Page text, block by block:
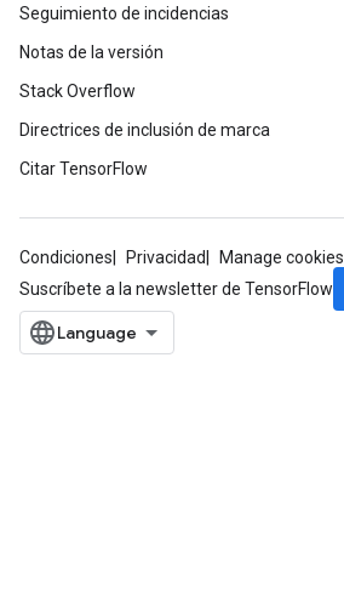
Seguimiento de incidencias
Notas de la versión
Stack Overflow
Directrices de inclusión de marca
Citar TensorFlow
Condiciones Privacidad
Manage cookies
Suscríbete a la newsletter de TensorFlow